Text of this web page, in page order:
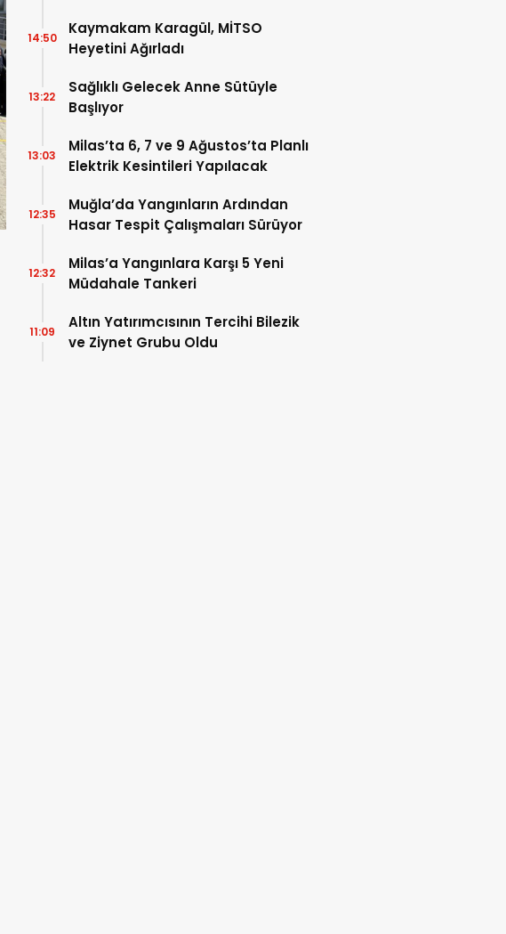
Kaymakam Karagül, MİTSO
Heyetini Ağırladı
14:50
Sağlıklı Gelecek Anne Sütüyle
Başlıyor
13:22
Milas’ta 6, 7 ve 9 Ağustos’ta Planlı
Elektrik Kesintileri Yapılacak
13:03
Muğla’da Yangınların Ardından
Hasar Tespit Çalışmaları Sürüyor
12:35
Milas’a Yangınlara Karşı 5 Yeni
Müdahale Tankeri
12:32
Altın Yatırımcısının Tercihi Bilezik
ve Ziynet Grubu Oldu
11:09